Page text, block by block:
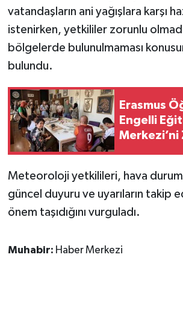
vatandaşların ani yağışlara karşı
istenirken, yetkililer zorunlu
bölgelerde bulunulmaması
bulundu.
Erasmus
Engelli
Meteoroloji yetkilileri, hava
güncel duyuru ve uyarıların takip
önem taşıdığını vurguladı.
Muhabir: Haber Merkezi